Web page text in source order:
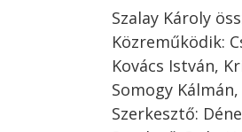
Szalay Károly
Közreműködik:
Kovács István,
Somogy
Szerkesztő: